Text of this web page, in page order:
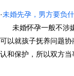
·未婚先孕，男方要负
未婚怀孕一般不涉嫌
可以就孩子抚养问题
认和保护，所以双方